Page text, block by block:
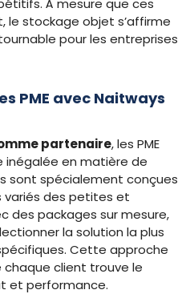
À mesure que ces
le stockage objet s’affirme
pour les entreprises
PME avec Naitways
partenaire, les PME
inégalée en matière de
sont spécialement conçues
variés des petites et
des packages sur mesure,
la solution la plus
Cette approche
client trouve le
et performance.